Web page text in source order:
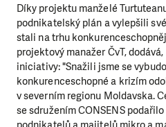
Díky projektu manželé
podnikatelský plán a vylepšili
stali na trhu
projektový manažer ČvT,
iniciativy: "Snažili jsme se
konkurenceschopné a krizím
v severním regionu Moldavska.
se sdružením CONSENS